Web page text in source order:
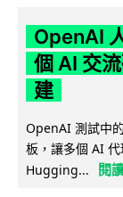
OpenAI
個 AI 交
建
OpenAI 測試中
板，讓多個 AI
Hugging...
閱